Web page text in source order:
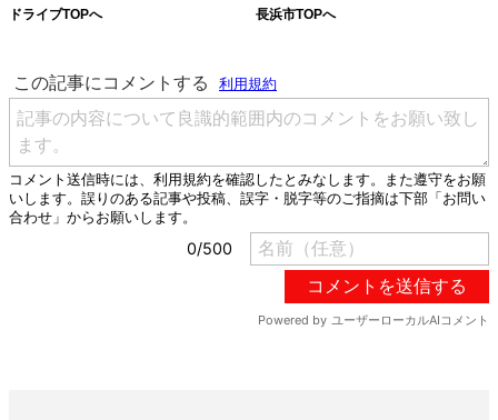
ドライブTOPへ 長浜市TOPへ